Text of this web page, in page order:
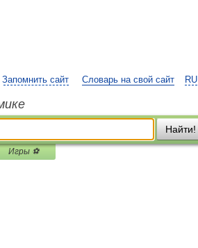
RU
Запомнить сайт Словарь на свой сайт
Найти!
Игры ⚽